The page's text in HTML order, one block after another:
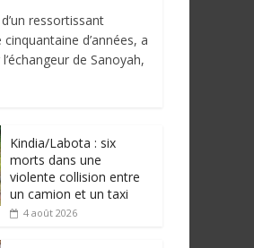
ressortissant
cinquantaine d’années, a
de Sanoyah,
Kindia/Labota : six
morts dans une
violente collision entre
un camion et un taxi
4 août 2026